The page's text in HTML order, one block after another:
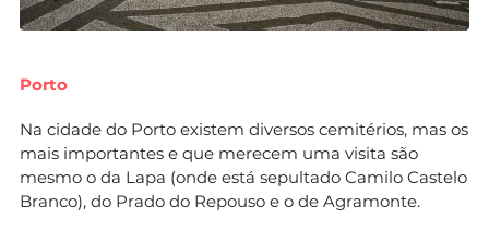
Porto
Na cidade do Porto existem diversos cemitérios, mas os
mais importantes e que merecem uma visita são
mesmo o da Lapa (onde está sepultado Camilo Castelo
Branco), do Prado do Repouso e o de Agramonte.